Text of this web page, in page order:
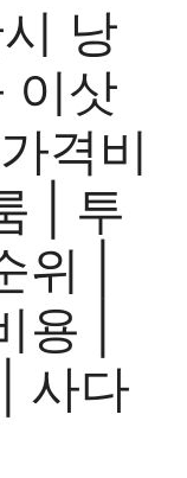
낭
이삿
격비
| 투
|
|
사다